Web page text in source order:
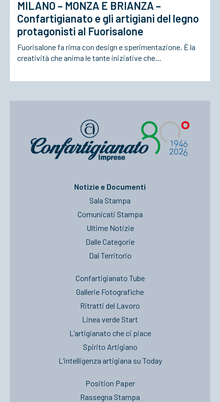
MILANO – MONZA E BRIANZA –
Confartigianato e gli artigiani del legno
protagonisti al Fuorisalone
Fuorisalone fa rima con design e sperimentazione. È la
creatività che anima le tante iniziative che…
Notizie e Documenti
Sala Stampa
Comunicati Stampa
Ultime Notizie
Dalle Categorie
Dal Territorio
Confartigianato Tube
Gallerie Fotografiche
Ritratti del Lavoro
Linea verde Start
L’artigianato che ci piace
Spirito Artigiano
L’intelligenza artigiana su Today
Position Paper
Rassegna Stampa